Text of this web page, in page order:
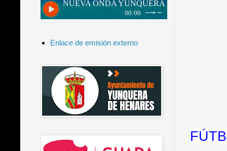
Enlace de emisión externo